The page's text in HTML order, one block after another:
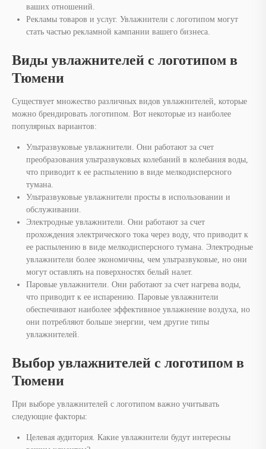
ваших отношений.
Рекламы товаров и услуг. Увлажнители с логотипом могут
стать частью рекламной кампании вашего бизнеса.
Виды увлажнителей с логотипом в
Тюмени
Существует множество различных видов увлажнителей, которые
можно брендировать логотипом. Вот некоторые из наиболее
популярных вариантов:
Ультразвуковые увлажнители. Они работают за счет
преобразования ультразвуковых колебаний в колебания воды,
что приводит к ее распылению в виде мелкодисперсного
тумана.
Ультразвуковые увлажнители просты в использовании и
обслуживании.
Электродные увлажнители. Они работают за счет
прохождения электрического тока через воду, что приводит к
ее распылению в виде мелкодисперсного тумана. Электродные
увлажнители более экономичны, чем ультразвуковые, но они
могут оставлять на поверхностях белый налет.
Паровые увлажнители. Они работают за счет нагрева воды,
что приводит к ее испарению. Паровые увлажнители
обеспечивают наиболее эффективное увлажнение воздуха, но
они потребляют больше энергии, чем другие типы
увлажнителей.
Выбор увлажнителей с логотипом в
Тюмени
При выборе увлажнителей с логотипом важно учитывать
следующие факторы:
Целевая аудитория. Какие увлажнители будут интересны